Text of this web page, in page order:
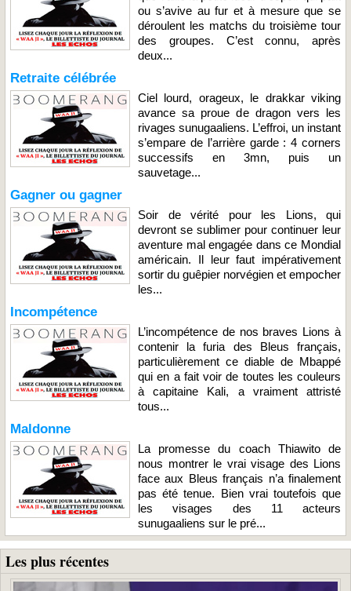
ou s’avive au fur et à mesure que se
déroulent les matchs du troisième tour
des groupes. C’est connu, après
deux...
Retraite célébrée
Ciel lourd, orageux, le drakkar viking
avance sa proue de dragon vers les
rivages sunugaaliens. L’effroi, un instant
s’empare de l’arrière garde : 4 corners
successifs en 3mn, puis un
sauvetage...
Gagner ou gagner
Soir de vérité pour les Lions, qui
devront se sublimer pour continuer leur
aventure mal engagée dans ce Mondial
américain. Il leur faut impérativement
sortir du guêpier norvégien et empocher
les...
Incompétence
L’incompétence de nos braves Lions à
contenir la furia des Bleus français,
particulièrement ce diable de Mbappé
qui en a fait voir de toutes les couleurs
à capitaine Kali, a vraiment attristé
tous...
Maldonne
La promesse du coach Thiawito de
nous montrer le vrai visage des Lions
face aux Bleus français n’a finalement
pas été tenue. Bien vrai toutefois que
les visages des 11 acteurs
sunugaaliens sur le pré...
Les plus récentes